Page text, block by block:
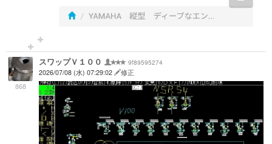
868
スワップＶ１００
9f89595274
2026/07/08 (水) 07:29:02
修正